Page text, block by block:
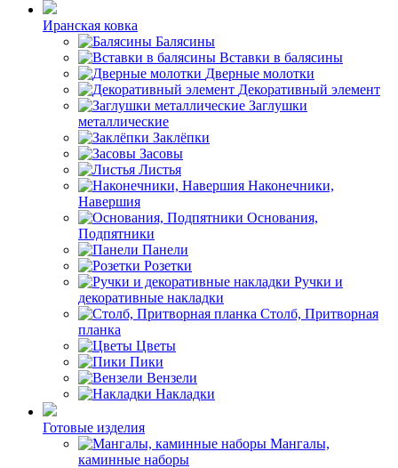
Иранская ковка
Балясины
Вставки в балясины
Дверные молотки
Декоративный элемент
Заглушки
металлические
Заклёпки
Засовы
Листья
Наконечники,
Навершия
Основания,
Подпятники
Панели
Розетки
Ручки и
декоративные накладки
Столб, Притворная
планка
Цветы
Пики
Вензели
Накладки
Готовые изделия
Мангалы,
каминные наборы